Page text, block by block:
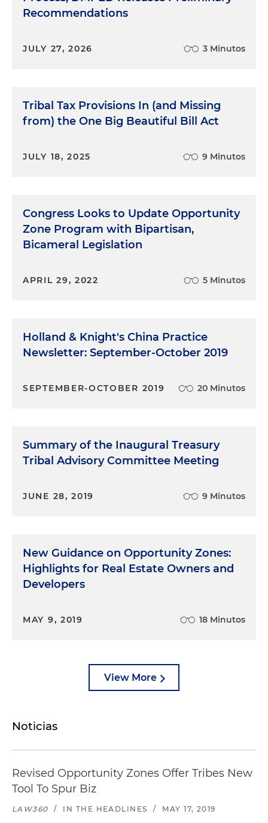
Recommendations
JULY 27, 2026 3 Minutos
Tribal Tax Provisions In (and Missing
from) the One Big Beautiful Bill Act
JULY 18, 2025 9 Minutos
Congress Looks to Update Opportunity
Zone Program with Bipartisan,
Bicameral Legislation
APRIL 29, 2022 5 Minutos
Holland & Knight's China Practice
Newsletter: September-October 2019
SEPTEMBER-OCTOBER 2019 20 Minutos
Summary of the Inaugural Treasury
Tribal Advisory Committee Meeting
JUNE 28, 2019 9 Minutos
New Guidance on Opportunity Zones:
Highlights for Real Estate Owners and
Developers
MAY 9, 2019 18 Minutos
View More
Noticias
Revised Opportunity Zones Offer Tribes New
Tool To Spur Biz
LAW360 / IN THE HEADLINES / MAY 17, 2019